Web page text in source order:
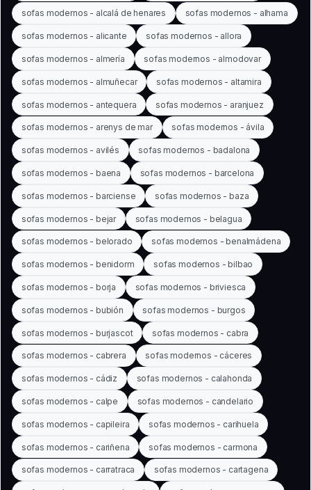
sofas modernos - alcalá de henares sofas modernos - alhama
sofas modernos - alicante sofas modernos - allora
sofas modernos - almería sofas modernos - almodovar
sofas modernos - almuñecar sofas modernos - altamira
sofas modernos - antequera sofas modernos - aranjuez
sofas modernos - arenys de mar sofas modernos - ávila
sofas modernos - avilés sofas modernos - badalona
sofas modernos - baena sofas modernos - barcelona
sofas modernos - barciense sofas modernos - baza
sofas modernos - bejar sofas modernos - belagua
sofas modernos - belorado sofas modernos - benalmádena
sofas modernos - benidorm sofas modernos - bilbao
sofas modernos - borja sofas modernos - briviesca
sofas modernos - bubión sofas modernos - burgos
sofas modernos - burjascot sofas modernos - cabra
sofas modernos - cabrera sofas modernos - cáceres
sofas modernos - cádiz sofas modernos - calahonda
sofas modernos - calpe sofas modernos - candelario
sofas modernos - capileira sofas modernos - carihuela
sofas modernos - cariñena sofas modernos - carmona
sofas modernos - carratraca sofas modernos - cartagena